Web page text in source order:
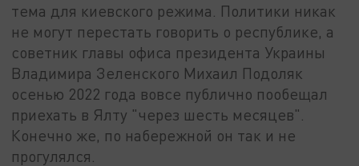
тема для киевского режима. Политики никак
не могут перестать говорить о республике, а
советник главы офиса президента Украины
Владимира Зеленского Михаил Подоляк
осенью 2022 года вовсе публично пообещал
приехать в Ялту "через шесть месяцев".
Конечно же, по набережной он так и не
прогулялся.